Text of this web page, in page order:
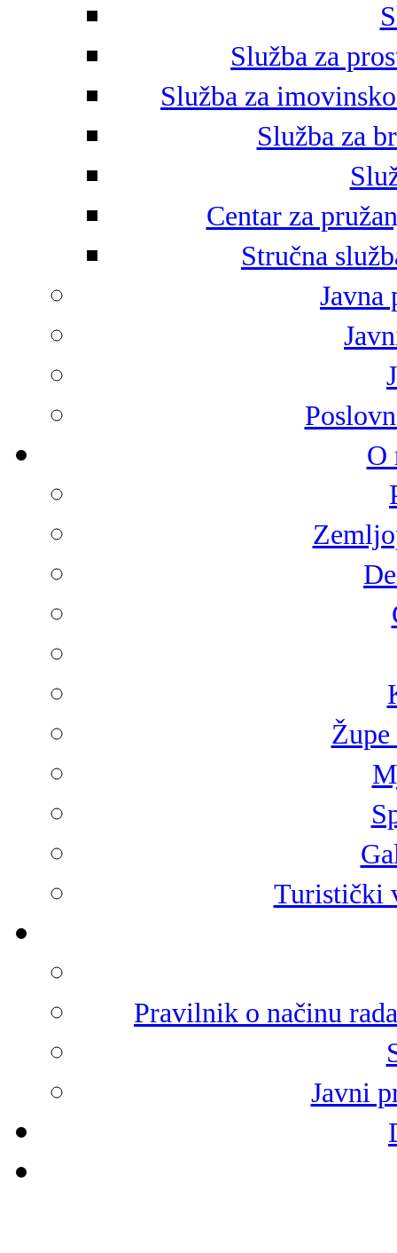
Služba za
Služba za
Služba za
Centar za
Stručna
Javna
O
Turistički
Pravilnik o načinu
Javni